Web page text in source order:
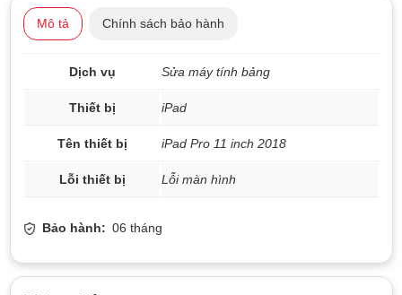
Mô tả Chính sách bảo hành
Dịch vụ Sửa máy tính bảng
Thiết bị iPad
Tên thiết bị iPad Pro 11 inch 2018
Lỗi thiết bị Lỗi màn hình
Bảo hành: 06 tháng